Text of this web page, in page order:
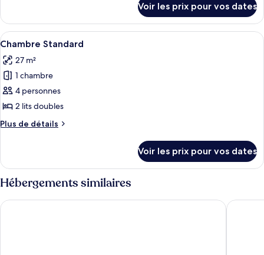
chambre :
Classy
Double
le
type
de
Classy
Double
Voir les prix pour vos dates
Afficher
toutes
les
photos
pour
ce
type
de
Chambre
Standard
Une chambre d’hôtel avec deux lits,
5
Chambre Standard
27 m²
1 chambre
4 personnes
2 lits doubles
Plus de détails
Plus
le
type
de
chambre
Chambre
Voir les prix pour vos dates
Hébergements similaires
Comfort Inn & Suites Downtown Brickell - Port of Miami